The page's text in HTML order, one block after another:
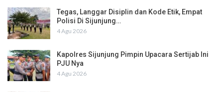
Tegas, Langgar Disiplin dan Kode Etik, Empat
Polisi Di Sijunjung…
4 Agu 2026
Kapolres Sijunjung Pimpin Upacara Sertijab Ini
PJU Nya
4 Agu 2026